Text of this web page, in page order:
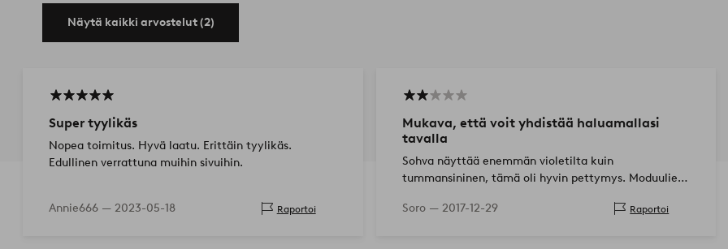
Näytä kaikki arvostelut (2)
Super tyylikäs
Nopea toimitus. Hyvä laatu. Erittäin tyylikäs.
Edullinen verrattuna muihin sivuihin.
Annie666 — 2023-05-18 Raportoi
Mukava, että voit yhdistää haluamallasi
tavalla
Sohva näyttää enemmän violetilta kuin
tummansininen, tämä oli hyvin pettymys. Moduulien
ei toimi, kosk…
Soro — 2017-12-29 Raportoi